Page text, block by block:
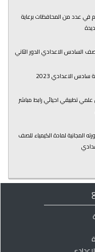
في عدد من المحافظات برعاية
السادس الاعدادي الدور الثاني
الاعدادي 2023
2023 دور الاول علمي تطبيقي احيائي رابط مباشر
المجانية لمادة الكيمياء للصف